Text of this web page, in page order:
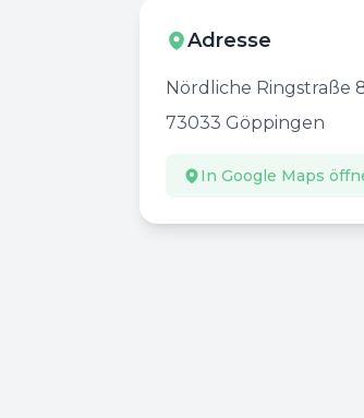
Adresse
Nördliche Ringstraße
73033 Göppingen
In Google Maps